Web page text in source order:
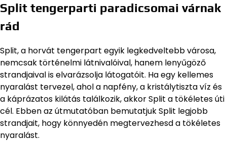
Split tengerparti paradicsomai várnak
rád
Split, a horvát tengerpart egyik legkedveltebb városa,
nemcsak történelmi látnivalóival, hanem lenyűgöző
strandjaival is elvarázsolja látogatóit. Ha egy kellemes
nyaralást tervezel, ahol a napfény, a kristálytiszta víz és
a káprázatos kilátás találkozik, akkor Split a tökéletes úti
cél. Ebben az útmutatóban bemutatjuk Split legjobb
strandjait, hogy könnyedén megtervezhesd a tökéletes
nyaralást.